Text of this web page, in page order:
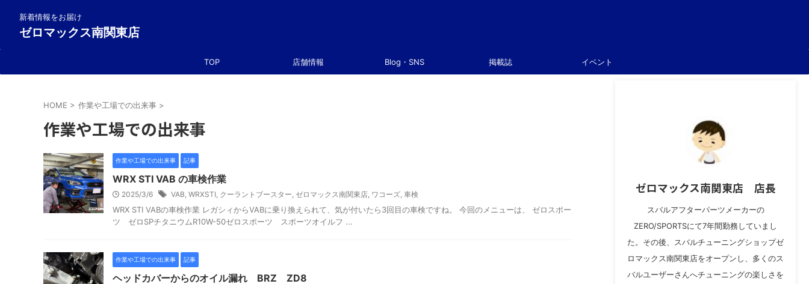
新着情報をお届け
ゼロマックス南関東店
TOP 店舗情報 Blog・SNS 掲載誌 イベント
HOME > 作業や工場での出来事 >
作業や工場での出来事
作業や工場での出来事 記事
WRX STI VAB の車検作業
2025/3/6 VAB, WRXSTI, クーラントブースター, ゼロマックス南関東店, ワコーズ, 車検
WRX STI VABの車検作業 レガシィからVABに乗り換えられて、気が付いたら3回目の車検ですね。 今回のメニューは、 ゼロスポー
ツ ゼロSPチタニウムR10W-50ゼロスポーツ スポーツオイルフ ...
作業や工場での出来事 記事
ヘッドカバーからのオイル漏れ BRZ ZD8
ゼロマックス南関東店 店長
スバルアフターパーツメーカーの
ZERO/SPORTSにて7年間勤務していまし
た。その後、スバルチューニングショップゼ
ロマックス南関東店をオープンし、多くのス
バルユーザーさんへチューニングの楽しさを